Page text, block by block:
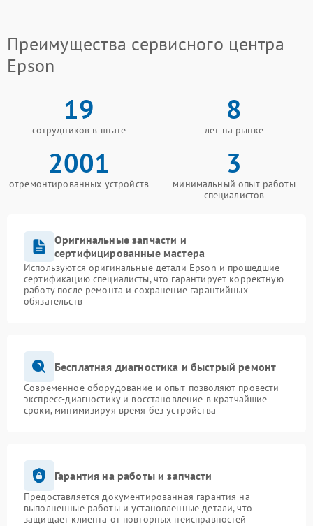
Преимущества сервисного центра
Epson
19
сотрудников в штате
8
лет на рынке
2001
отремонтированных устройств
3
минимальный опыт работы
специалистов
Оригинальные запчасти и
сертифицированные мастера
Используются оригинальные детали Epson и прошедшие
сертификацию специалисты, что гарантирует корректную
работу после ремонта и сохранение гарантийных
обязательств
Бесплатная диагностика и быстрый ремонт
Современное оборудование и опыт позволяют провести
экспресс-диагностику и восстановление в кратчайшие
сроки, минимизируя время без устройства
Гарантия на работы и запчасти
Предоставляется документированная гарантия на
выполненные работы и установленные детали, что
защищает клиента от повторных неисправностей